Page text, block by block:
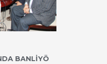
BANLİYÖ